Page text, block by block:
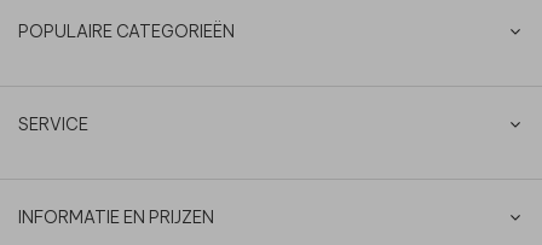
POPULAIRE CATEGORIEËN
SERVICE
INFORMATIE EN PRIJZEN